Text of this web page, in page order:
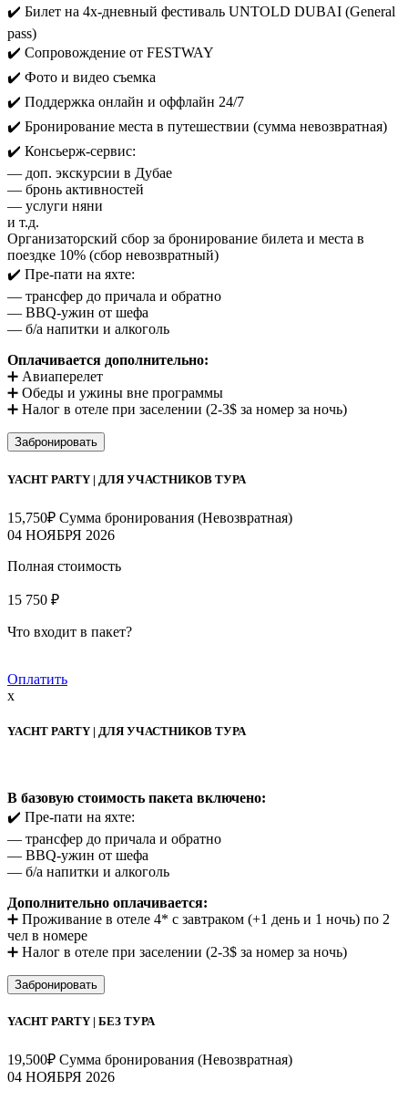
✔️ Билет на 4х-дневный фестиваль UNTOLD DUBAI (General
pass)
✔️ Сопровождение от FESTWAY
✔️ Фото и видео съемка
✔️ Поддержка онлайн и оффлайн 24/7
✔️ Бронирование места в путешествии (сумма невозвратная)
✔️ Консьерж-сервис:
— доп. экскурсии в Дубае
— бронь активностей
— услуги няни
и т.д.
Организаторский сбор за бронирование билета и места в
поездке 10% (сбор невозвратный)
✔️ Пре-пати на яхте:
— трансфер до причала и обратно
— BBQ-ужин от шефа
— б/а напитки и алкоголь
Оплачивается дополнительно:
➕ Авиаперелет
➕ Обеды и ужины вне программы
➕ Налог в отеле при заселении (2-3$ за номер за ночь)
Забронировать
YACHT PARTY | ДЛЯ УЧАСТНИКОВ ТУРА
15,750₽ Сумма бронирования (Невозвратная)
04 НОЯБРЯ 2026
Полная стоимость
15 750 ₽
Что входит в пакет?
Оплатить
x
YACHT PARTY | ДЛЯ УЧАСТНИКОВ ТУРА
В базовую стоимость пакета включено:
✔️ Пре-пати на яхте:
— трансфер до причала и обратно
— BBQ-ужин от шефа
— б/а напитки и алкоголь
Дополнительно оплачивается:
➕ Проживание в отеле 4* с завтраком (+1 день и 1 ночь) по 2
чел в номере
➕ Налог в отеле при заселении (2-3$ за номер за ночь)
Забронировать
YACHT PARTY | БЕЗ ТУРА
19,500₽ Сумма бронирования (Невозвратная)
04 НОЯБРЯ 2026